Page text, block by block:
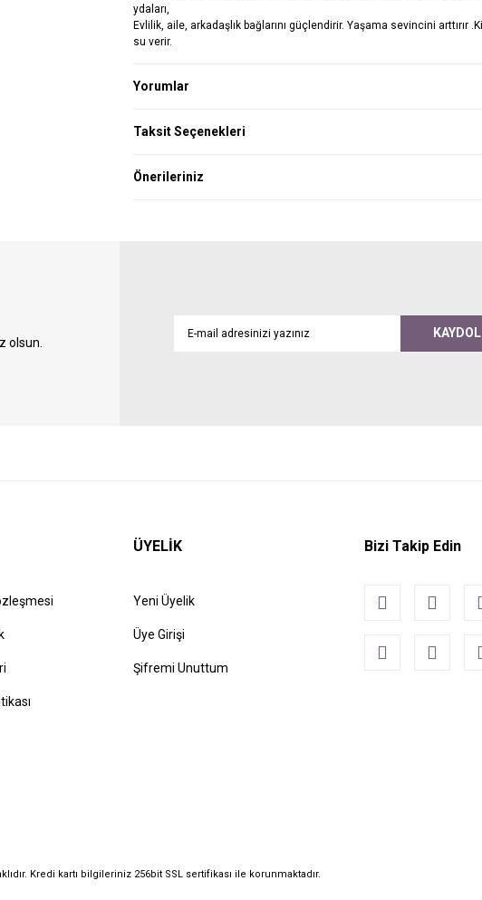
ydaları,
Evlilik, aile, arkadaşlık bağlarını güçlendirir. Yaşama sevincini arttırır
su verir.
Yorumlar
Taksit Seçenekleri
Önerileriniz
olsun.
KAYDOL
ÜYELİK
Yeni Üyelik
Üye Girişi
Şifremi Unuttum
Bizi Takip Edin
Kredi kartı bilgileriniz 256bit SSL sertifikası ile korunmaktadır.